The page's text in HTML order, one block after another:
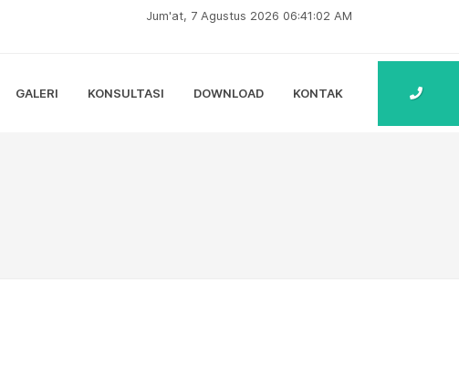
Jum'at, 7 Agustus 2026 06:41:03 AM
GALERI KONSULTASI DOWNLOAD KONTAK